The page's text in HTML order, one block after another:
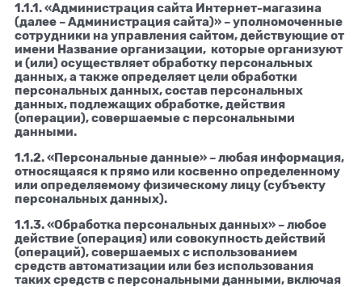
1.1.1. «Администрация сайта Интернет-магазина
(далее – Администрация сайта)» – уполномоченные
сотрудники на управления сайтом, действующие от
имени Название организации, которые организуют
и (или) осуществляет обработку персональных
данных, а также определяет цели обработки
персональных данных, состав персональных
данных, подлежащих обработке, действия
(операции), совершаемые с персональными
данными.
1.1.2. «Персональные данные» – любая информация,
относящаяся к прямо или косвенно определенному
или определяемому физическому лицу (субъекту
персональных данных).
1.1.3. «Обработка персональных данных» – любое
действие (операция) или совокупность действий
(операций), совершаемых с использованием
средств автоматизации или без использования
таких средств с персональными данными, включая